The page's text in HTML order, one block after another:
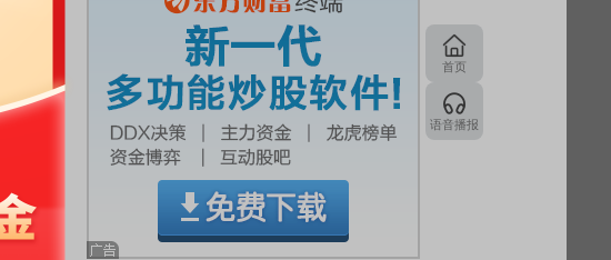
示
公
两类
首页
语音播报